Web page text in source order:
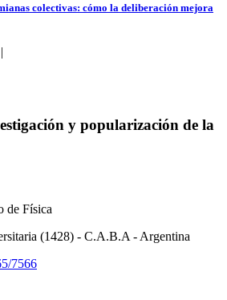
colectivas: cómo la deliberación mejora
y popularización de la
de Física
(1428) - C.A.B.A - Argentina
7566